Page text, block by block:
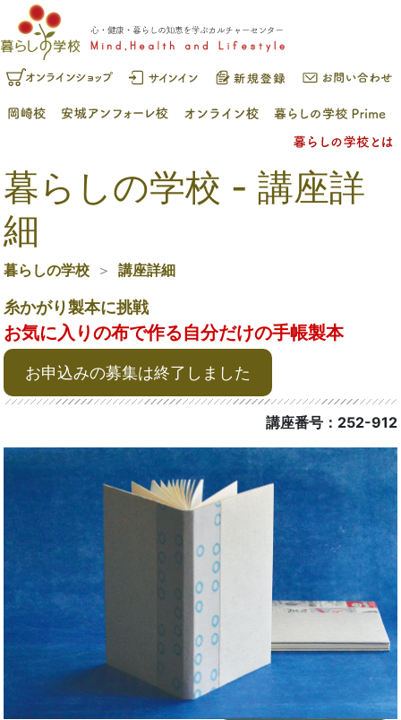
暮らしの学校 - 講座詳
細
暮らしの学校 講座詳細
糸かがり製本に挑戦
お気に入りの布で作る自分だけの手帳製本
お申込みの募集は終了しました
講座番号：252-912